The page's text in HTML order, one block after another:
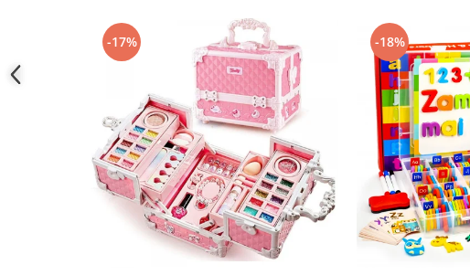
-17% -18%